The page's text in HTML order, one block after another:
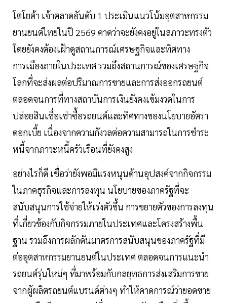
โตโยต้า เจ้าตลาดอันดับ 1 ประเมินแนวโน้มอุตสาหกรรม
ยานยนต์ไทยในปี 2569 คาดว่าจะยังคงอยู่ในสภาวะทรงตัว
โดยยังคงต้องเฝ้าดูสถานการณ์เศรษฐกิจและทิศทาง
การเมืองภายในประเทศ รวมถึงสถานการณ์ของเศรษฐกิจ
โลกที่จะส่งผลต่อปริมาณการขายและการส่งออกรถยนต์
ตลอดจนการที่ทางสถาบันการเงินยังคงเข้มงวดในการ
ปล่อยสินเชื่อเช่าซื้อรถยนต์และทิศทางของนโยบายอัตรา
ดอกเบี้ย เนื่องจากความกังวลต่อความสามารถในการชำระ
หนี้จากภาวะหนี้ครัวเรือนที่ยังคงสูง
อย่างไรก็ดี เชื่อว่ายังพอมีแรงหนุนด้านอุปสงค์จากกิจกรรม
ในภาคธุรกิจและการลงทุน นโยบายของภาครัฐที่จะ
สนับสนุนการใช้จ่ายให้เร่งตัวขึ้น การขยายตัวของการลงทุน
ที่เกี่ยวข้องกับกิจกรรมภายในประเทศและโครงสร้างพื้น
ฐาน รวมถึงการผลักดันมาตรการสนับสนุนของภาครัฐที่มี
ต่ออุตสาหกรรมยานยนต์ในประเทศ ตลอดจนการแนะนำ
รถยนต์รุ่นใหม่ๆ ที่มาพร้อมกับกลยุทธการส่งเสริมการขาย
จากผู้ผลิตรถยนต์แบรนด์ต่างๆ ทำให้คาดการณ์ว่ายอดขาย